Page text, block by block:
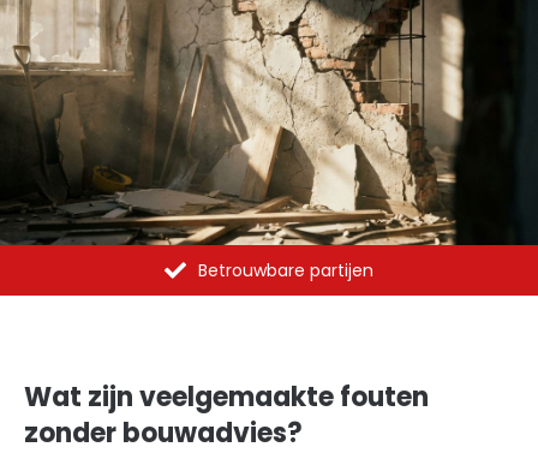
Al meer dan 1375 opdrachten uitgevoerd
Wat zijn veelgemaakte fouten
zonder bouwadvies?